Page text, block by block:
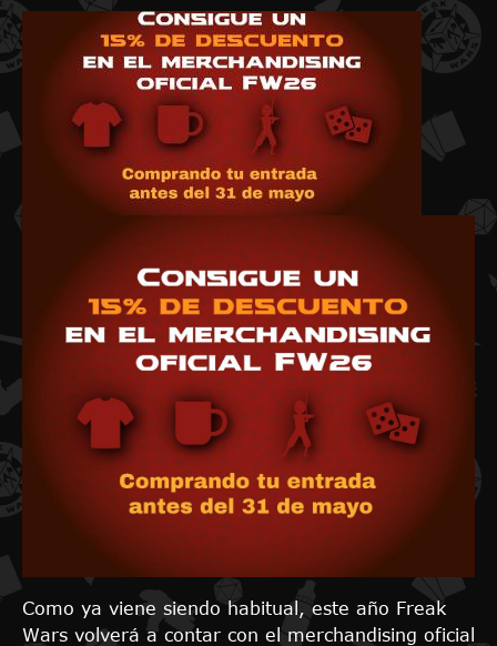
Como ya viene siendo habitual, este año Freak
Wars volverá a contar con el merchandising oficial